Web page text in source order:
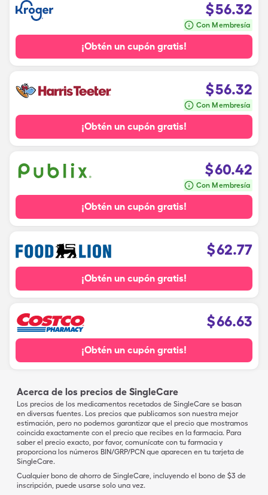
$56.32
Con Membresía
¡Obtén un cupón gratis!
$56.32
Con Membresía
¡Obtén un cupón gratis!
$60.42
Con Membresía
¡Obtén un cupón gratis!
$62.77
¡Obtén un cupón gratis!
$66.63
¡Obtén un cupón gratis!
Acerca de los precios de SingleCare
Los precios de los medicamentos recetados de SingleCare se basan
en diversas fuentes. Los precios que publicamos son nuestra mejor
estimación, pero no podemos garantizar que el precio que mostramos
coincida exactamente con el precio que recibes en la farmacia. Para
saber el precio exacto, por favor, comunícate con tu farmacia y
proporciona los números BIN/GRP/PCN que aparecen en tu tarjeta de
SingleCare.
Cualquier bono de ahorro de SingleCare, incluyendo el bono de $3 de
inscripción, puede usarse solo una vez.